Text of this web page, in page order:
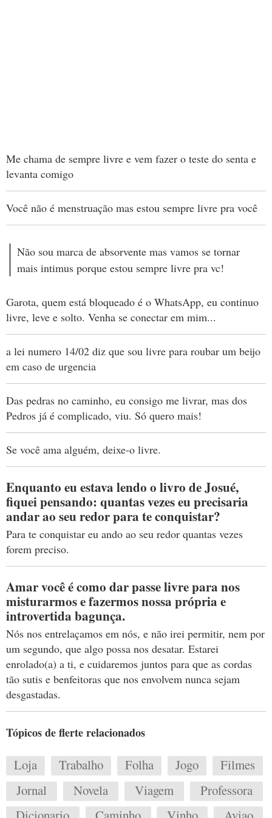
Me chama de sempre livre e vem fazer o teste do senta e
levanta comigo
Você não é menstruação mas estou sempre livre pra você
Não sou marca de absorvente mas vamos se tornar
mais intimus porque estou sempre livre pra vc!
Garota, quem está bloqueado é o WhatsApp, eu continuo
livre, leve e solto. Venha se conectar em mim...
a lei numero 14/02 diz que sou livre para roubar um beijo
em caso de urgencia
Das pedras no caminho, eu consigo me livrar, mas dos
Pedros já é complicado, viu. Só quero mais!
Se você ama alguém, deixe-o livre.
Enquanto eu estava lendo o livro de Josué,
fiquei pensando: quantas vezes eu precisaria
andar ao seu redor para te conquistar?
Para te conquistar eu ando ao seu redor quantas vezes
forem preciso.
Amar você é como dar passe livre para nos
misturarmos e fazermos nossa própria e
introvertida bagunça.
Nós nos entrelaçamos em nós, e não irei permitir, nem por
um segundo, que algo possa nos desatar. Estarei
enrolado(a) a ti, e cuidaremos juntos para que as cordas
tão sutis e benfeitoras que nos envolvem nunca sejam
desgastadas.
Tópicos de flerte relacionados
Loja Trabalho Folha Jogo
Filmes
Jornal
Novela Viagem
Professora